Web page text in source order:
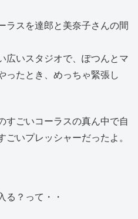
ラスを達郎と美奈子さんの間
広いスタジオで、ぽつんとマ
ったとき、めっちゃ緊張し
すごいコーラスの真ん中で自
いプレッシャーだったよ。
る？って・・